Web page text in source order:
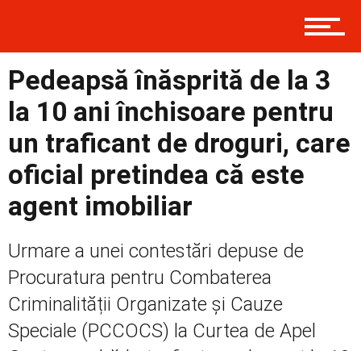
Prima
Politică
Externe
Social
Pedeapsă înăsprită de la 3
la 10 ani închisoare pentru
un traficant de droguri, care
oficial pretindea că este
agent imobiliar
Urmare a unei contestări depuse de
Procuratura pentru Combaterea
Criminalității Organizate și Cauze
Speciale (PCCOCS) la Curtea de Apel